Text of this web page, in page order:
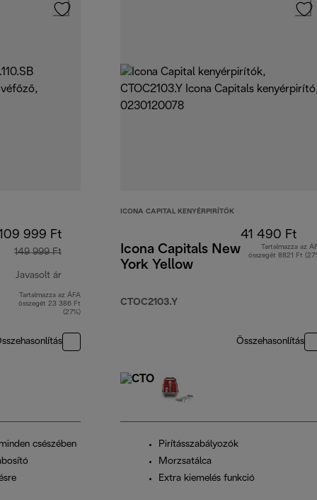
999 Ft
149 999 Ft
Javasolt ár
eredeti ár 149 999 Ft
Tartalmazza az ÁFA
összegét 23 386 Ft
(27%)
csészében
ICONA CAPITAL KENYÉRPIRÍTÓK
Icona Capitals New
York Yellow
CTOC2103.Y
41 490 Ft
Tartalmazza az
összegét 8821 Ft
Összehasonlítás
Pirításszabályozók
Morzsatálca
Extra kiemelés funkció